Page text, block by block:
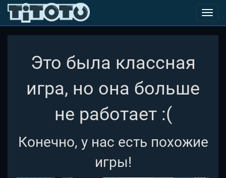
Это была классная
игра, но она больше
не работает :(
Конечно, у нас есть похожие
игры!